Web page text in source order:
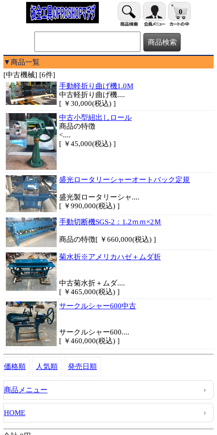
0
▼商品一覧
[中古機械] [6件]
手動軽折り曲げ機1.0M
中古軽折り曲げ機....
[ ￥30,000(税込) ]
中古小型紐出しロール
商品の特徴
<....
[ ￥45,000(税込) ]
盛光ロータリーシャーオートバック定規
盛光製ロータリーシャ....
[ ￥990,000(税込) ]
手動切断機SGS-2：1.2ｍｍ×2Ｍ
商品の特徴[ ￥660,000(税込) ]
菊水折※アメリカハゼ＋ムダ折
中古菊水折＋ムダ....
[ ￥465,000(税込) ]
サークルシャー600中古
サークルシャー600....
[ ￥460,000(税込) ]
価格順 人気順 発売日順
商品メニュー
HOME